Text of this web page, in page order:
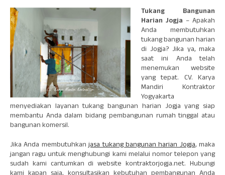
Tukang Bangunan
Harian Jogja – Apakah
Anda membutuhkan
tukang bangunan harian
di Jogja? Jika ya, maka
saat ini Anda telah
menemukan website
yang tepat. CV. Karya
Mandiri Kontraktor
Yogyakarta
menyediakan layanan tukang bangunan harian Jogja yang siap
membantu Anda dalam bidang pembangunan rumah tinggal atau
bangunan komersil.
Jika Anda membutuhkanjasa tukang bangunan harian Jogja, maka
jangan ragu untuk menghubungi kami melalui nomor telepon yang
sudah kami cantumkan di website kontraktorjogja.net. Hubungi